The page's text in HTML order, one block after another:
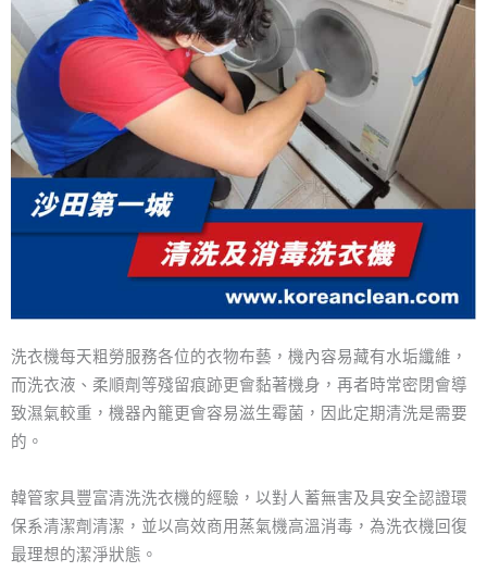
洗衣機每天粗勞服務各位的衣物布藝，機內容易藏有水垢纖維，
而洗衣液、柔順劑等殘留痕跡更會黏著機身，再者時常密閉會導
致濕氣較重，機器內籠更會容易滋生霉菌，因此定期清洗是需要
的。
韓管家具豐富清洗洗衣機的經驗，以對人蓄無害及具安全認證環
保系清潔劑清潔，並以高效商用蒸氣機高溫消毒，為洗衣機回復
最理想的潔淨狀態。